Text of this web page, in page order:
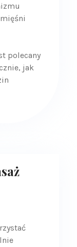
polecany
jak